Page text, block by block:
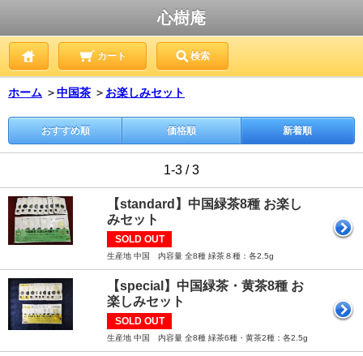
心樹庵
カート 検索
ホーム ＞中国茶 ＞ お楽しみセット
おすすめ順 価格順 新着順
1-3 / 3
【standard】中国緑茶8種 お楽し
みセット
SOLD OUT
生産地 中国 内容量 全8種 緑茶８種：各2.5g
【special】中国緑茶・黄茶8種 お
楽しみセット
SOLD OUT
生産地 中国 内容量 全8種 緑茶6種・黄茶2種：各2.5g